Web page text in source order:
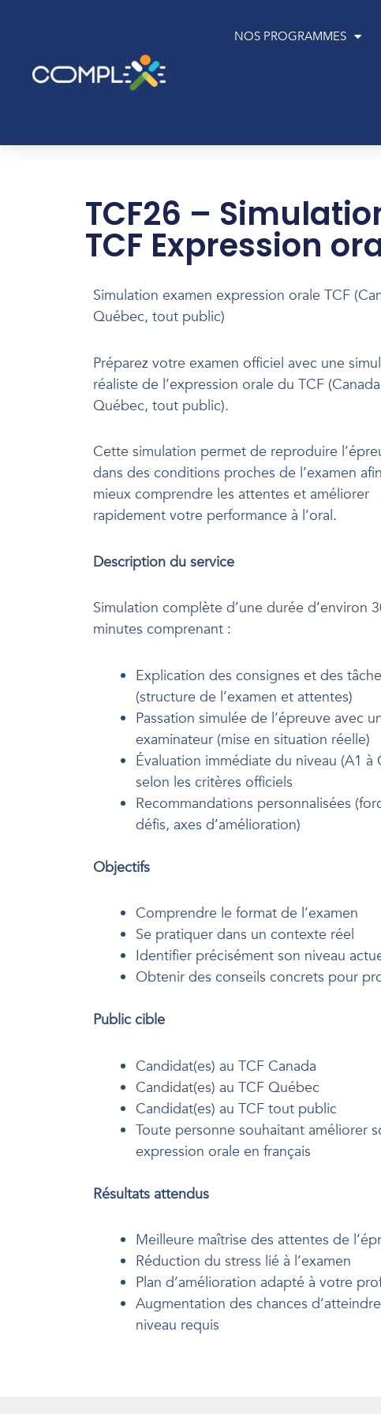
NOS PROGRAMMES
TCF26 –
TCF Expression
Simulation examen expression orale TCF
Québec, tout public)
Préparez votre examen officiel avec une
réaliste de l’expression orale du TCF
Québec, tout public).
Cette simulation permet de reproduire
dans des conditions proches de l’examen
mieux comprendre les attentes et améliorer
rapidement votre performance à l’oral.
Description du service
Simulation complète d’une durée d’environ
minutes comprenant :
Explication des consignes et des
(structure de l’examen et attentes)
Passation simulée de l’épreuve avec
examinateur (mise en situation réelle)
Évaluation immédiate du niveau (A1 à
selon les critères officiels
Recommandations personnalisées
défis, axes d’amélioration)
Objectifs
Comprendre le format de l’examen
Se pratiquer dans un contexte réel
Identifier précisément son niveau
Obtenir des conseils concrets pour
Public cible
Candidat(es) au TCF Canada
Candidat(es) au TCF Québec
Candidat(es) au TCF tout public
Toute personne souhaitant améliorer
expression orale en français
Résultats attendus
Meilleure maîtrise des attentes de
Réduction du stress lié à l’examen
Plan d’amélioration adapté à votre
Augmentation des chances
niveau requis